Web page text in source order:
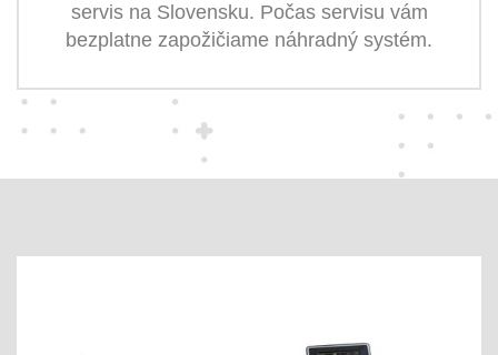
servis na Slovensku. Počas servisu vám
bezplatne zapožičiame náhradný systém.